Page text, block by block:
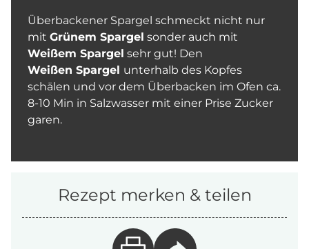
Überbackener Spargel schmeckt nicht nur
mit Grünem Spargel sonder auch mit
Weißem Spargel sehr gut! Den
Weißen Spargel unterhalb des Kopfes
schälen und vor dem Überbacken im Ofen ca.
8-10 Min in Salzwasser mit einer Prise Zucker
garen.
Rezept merken & teilen